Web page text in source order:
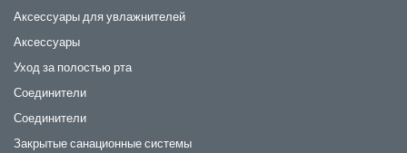
Аксессуары для увлажнителей
Аксессуары
Уход за полостью рта
Соединители
Соединители
Закрытые санационные системы